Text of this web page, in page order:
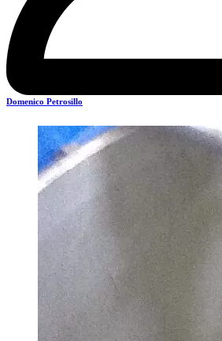
Domenico Petrosillo